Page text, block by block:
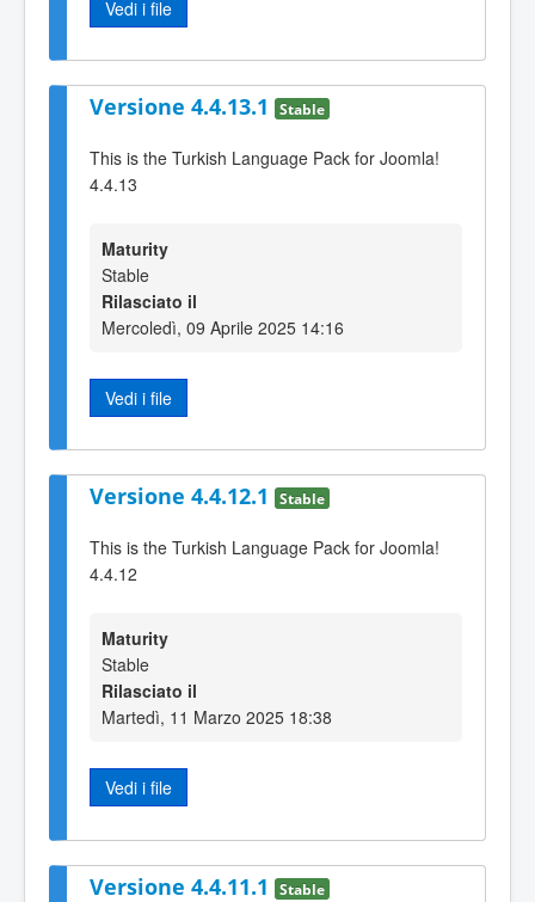
Vedi i file
Versione 4.4.13.1 Stable
This is the Turkish Language Pack for Joomla!
4.4.13
Maturity
Stable
Rilasciato il
Mercoledì, 09 Aprile 2025 14:16
Vedi i file
Versione 4.4.12.1 Stable
This is the Turkish Language Pack for Joomla!
4.4.12
Maturity
Stable
Rilasciato il
Martedì, 11 Marzo 2025 18:38
Vedi i file
Versione 4.4.11.1 Stable